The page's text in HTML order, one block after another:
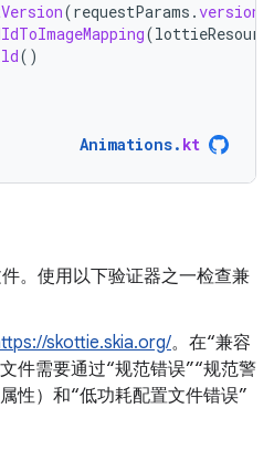
(requestParams .version
(
()
Animations. kt
。使用以下验证器之一检查兼
skottie.skia.org/。在“兼容
件需要通过“规范错误”“规范警
性）和“低功耗配置文件错误”